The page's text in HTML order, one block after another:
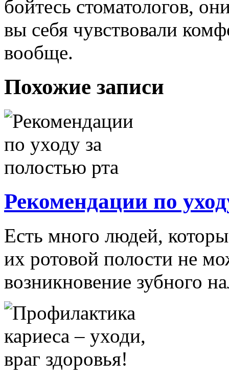
бойтесь стоматологов,
вы себя чувствовали
вообще.
Похожие записи
Рекомендации по
Есть много людей,
их ротовой полости не
возникновение зубного